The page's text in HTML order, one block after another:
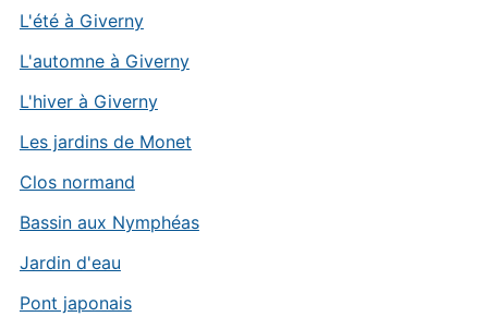
L'été à Giverny
L'automne à Giverny
L'hiver à Giverny
Les jardins de Monet
Clos normand
Bassin aux Nymphéas
Jardin d'eau
Pont japonais